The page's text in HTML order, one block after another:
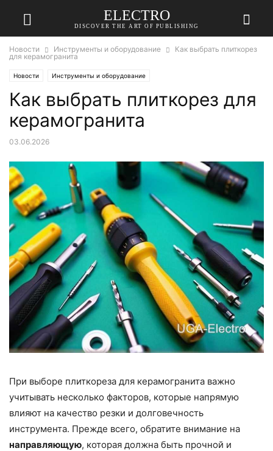
ELECTRO
DISCOVER THE ART OF PUBLISHING
Новости Инструменты и оборудование
Как выбрать плиткорез
для керамогранита
Новости Инструменты и оборудование
Как выбрать плиткорез для
керамогранита
03.06.2026
При выборе плиткореза для керамогранита важно
учитывать несколько факторов, которые напрямую
влияют на качество резки и долговечность
инструмента. Прежде всего, обратите внимание на
направляющую, которая должна быть прочной и